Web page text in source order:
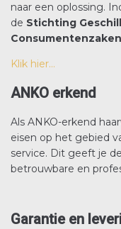
naar een oplossing.
de Stichting
Consumentenzaken
Klik hier…
ANKO erkend
Als ANKO-erkend
eisen op het gebied
service. Dit geeft je
betrouwbare en
Garantie en